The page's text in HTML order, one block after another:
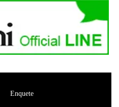
Enquete